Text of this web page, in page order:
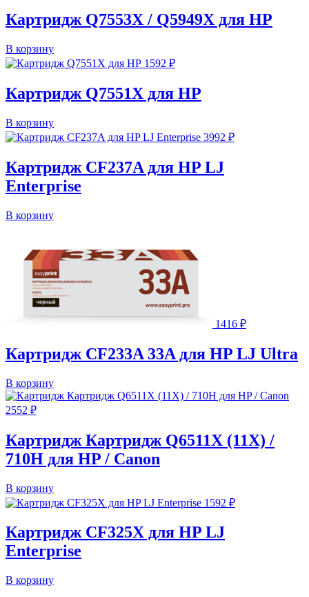
Картридж Q7553X / Q5949X для HP
В корзину
1592 ₽
Картридж Q7551X для HP
В корзину
3992 ₽
Картридж CF237A для HP LJ
Enterprise
В корзину
1416 ₽
Картридж CF233A 33A для HP LJ Ultra
В корзину
2552 ₽
Картридж Картридж Q6511X (11X) /
710H для HP / Canon
В корзину
1592 ₽
Картридж CF325X для HP LJ
Enterprise
В корзину